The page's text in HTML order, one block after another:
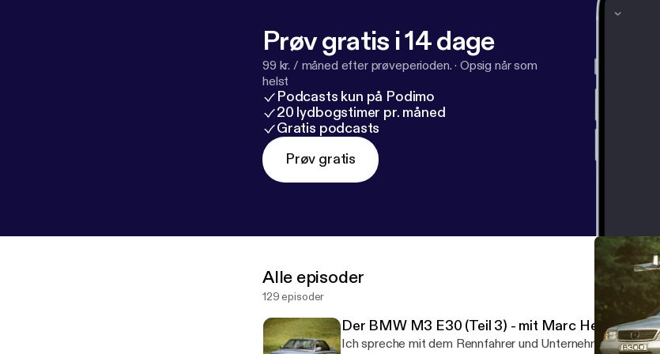
Prøv gratis i 14 dage
99 kr. / måned efter prøveperioden. · Opsig når som
helst
Podcasts kun på Podimo
20 lydbogstimer pr. måned
Gratis podcasts
Prøv gratis
Alle episoder
129 episoder
Der BMW M3 E30 (Teil 3) - mit Marc Hessel
Ich spreche mit dem Rennfahrer und Unternehmer Marc